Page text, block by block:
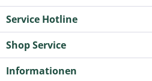
Service Hotline
Shop Service
Informationen